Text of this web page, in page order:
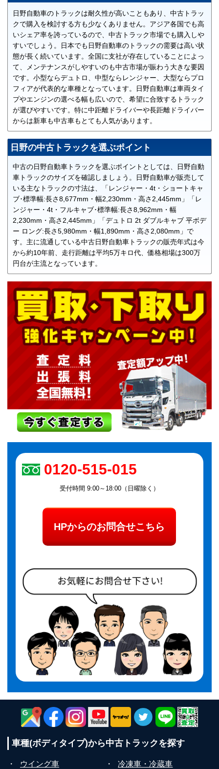
日野自動車のトラックは耐久性が高いこともあり、中古トラッ
クで購入を検討する方も少なくありません。アジア各国でも高
いシェア率を誇っているので、中古トラック市場でも購入しや
すいでしょう。日本でも日野自動車のトラックの需要は高い状
態が長く続いています。全国に支社が存在していることによっ
て、メンテナンスがしやすいのも中古市場が賑わう大きな要因
です。小型ならデュトロ、中型ならレンジャー、大型ならプロ
フィアが代表的な車種となっています。日野自動車は車両タイ
プやエンジンの選べる幅も広いので、希望に合致するトラック
が選びやすいです。特に中距離ドライバーや長距離ドライバー
からは新車も中古車もとても人気があります。
日野の中古トラックを選ぶポイント
中古の日野自動車トラックを選ぶポイントとしては、日野自動
車トラックのサイズを確認しましょう。日野自動車が販売して
いる主なトラックの寸法は、「レンジャー・4t・ショートキャ
ブ･標準幅:長さ8,677mm・幅2,230mm・高さ2,445mm」「レ
ンジャー・4t・フルキャブ･標準幅:長さ8,962mm・幅
2,230mm・高さ2,445mm」「デュトロ 2t ダブルキャブ 平ボデ
ー ロング:長さ5,980mm・幅1,890mm・高さ2,080mm」で
す。主に流通している中古日野自動車トラックの販売年式は今
から約10年前、走行距離は平均5万キロ代、価格相場は300万
円台が主流となっています。
0120-515-015
受付時間 9:00～18:00（日曜除く）
HPからのお問合せこちら
車種(ボディタイプ)から中古トラックを探す
・ ウイング車 ・
冷凍車・冷蔵車